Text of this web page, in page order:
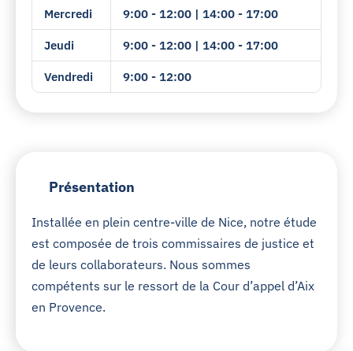
Mercredi 9:00 - 12:00 | 14:00 - 17:00
Jeudi 9:00 - 12:00 | 14:00 - 17:00
Vendredi 9:00 - 12:00
Présentation
Installée en plein centre-ville de Nice, notre étude
est composée de trois commissaires de justice et
de leurs collaborateurs. Nous sommes
compétents sur le ressort de la Cour d’appel d’Aix
en Provence.